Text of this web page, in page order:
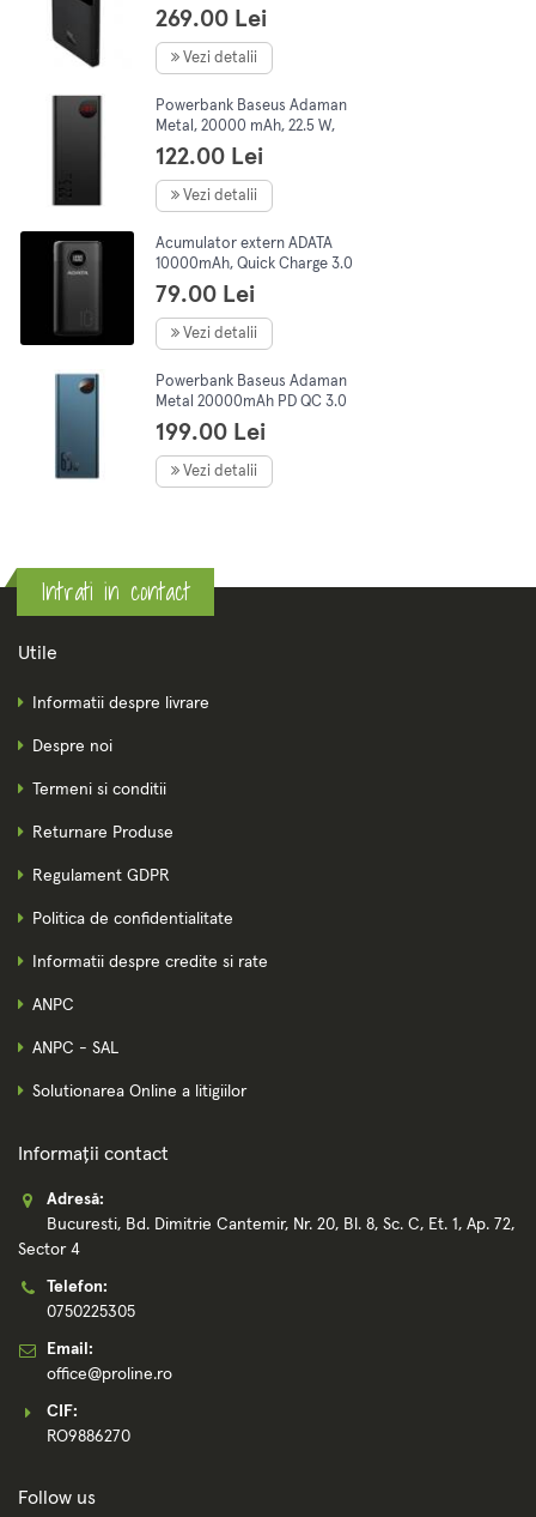
20000mAh, PD 100W, 5A,
ultra thin, 2xUSB, 2x SB Type-
C, Negru
269.00 Lei
Vezi detalii
Powerbank Baseus Adaman
Metal, 20000 mAh, 22.5 W,
negru
122.00 Lei
Vezi detalii
Acumulator extern ADATA
10000mAh, Quick Charge 3.0
+ PD 22.5W, 2 x USB &, 1 x
USB-C, 3A, Negru
79.00 Lei
Vezi detalii
Powerbank Baseus Adaman
Metal 20000mAh PD QC 3.0
65W 2 porturi USB, 1 port
USB-C, 1 port micro USB,
Albastru
199.00 Lei
Vezi detalii
Intrati in contact
Utile
Informatii despre livrare
Despre noi
Termeni si conditii
Returnare Produse
Regulament GDPR
Politica de confidentialitate
Informatii despre credite si rate
ANPC
ANPC - SAL
Solutionarea Online a litigiilor
Informații contact
Adresă:
Bucuresti, Bd. Dimitrie Cantemir, Nr. 20, Bl. 8, Sc. C, Et. 1, Ap. 72,
Sector 4
Telefon:
0750225305
Email:
office@proline.ro
CIF:
RO9886270
Follow us